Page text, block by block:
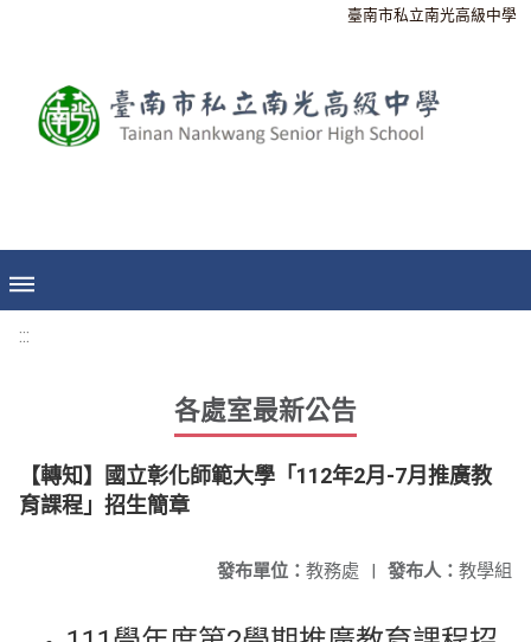
臺南市私立南光高級中學
:::
各處室最新公告
【轉知】國立彰化師範大學「112年2月-7月推廣教
育課程」招生簡章
發布人： 教學組
發布單位： 教務處 |